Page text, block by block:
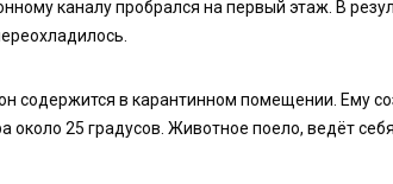
каналу пробрался на первый этаж. В
содержится в карантинном помещении. Ему
около 25 градусов. Животное поело, ведёт